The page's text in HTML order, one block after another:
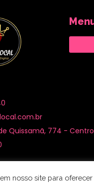
Quissamã, 774 -
Nossas Redes
nosso site para